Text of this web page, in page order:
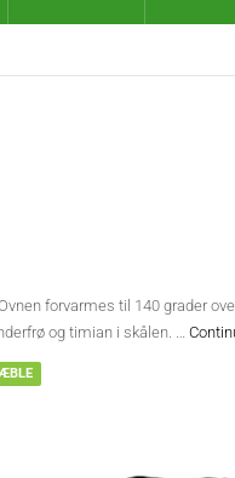
forvarmes til 140 grader
og timian i skålen. …